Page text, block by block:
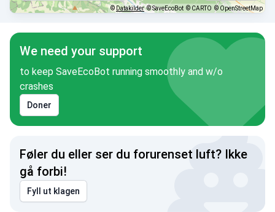
© Datakilder © SaveEcoBot © CARTO © OpenStreetMap
We need your support
to keep SaveEcoBot running smoothly and w/o
crashes
Doner
Føler du eller ser du forurenset luft? Ikke
gå forbi!
Fyll ut klagen